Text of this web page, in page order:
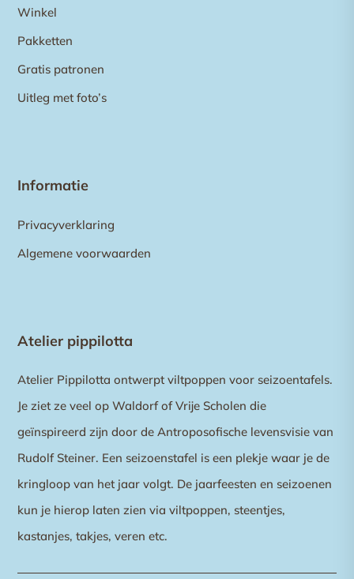
Winkel
Pakketten
Gratis patronen
Uitleg met foto’s
Informatie
Privacyverklaring
Algemene voorwaarden
Atelier pippilotta
Atelier Pippilotta ontwerpt viltpoppen voor seizoentafels.
Je ziet ze veel op Waldorf of Vrije Scholen die
geïnspireerd zijn door de Antroposofische levensvisie van
Rudolf Steiner. Een seizoenstafel is een plekje waar je de
kringloop van het jaar volgt. De jaarfeesten en seizoenen
kun je hierop laten zien via viltpoppen, steentjes,
kastanjes, takjes, veren etc.